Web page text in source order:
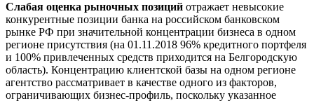
Слабая оценка рыночных позиций отражает невысокие
конкурентные позиции банка на российском банковском
рынке РФ при значительной концентрации бизнеса в одном
регионе присутствия (на 01.11.2018 96% кредитного портфеля
и 100% привлеченных средств приходится на Белгородскую
область). Концентрацию клиентской базы на одном регионе
агентство рассматривает в качестве одного из факторов,
ограничивающих бизнес-профиль, поскольку указанное